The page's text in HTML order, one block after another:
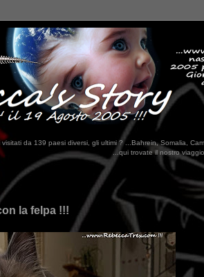
visitati da 139 paesi diversi, gli ultimi ? ...Bahrein, Somalia,
...qui trovate il nostro viaggio in MESSICO 2023...clikka
la felpa !!!